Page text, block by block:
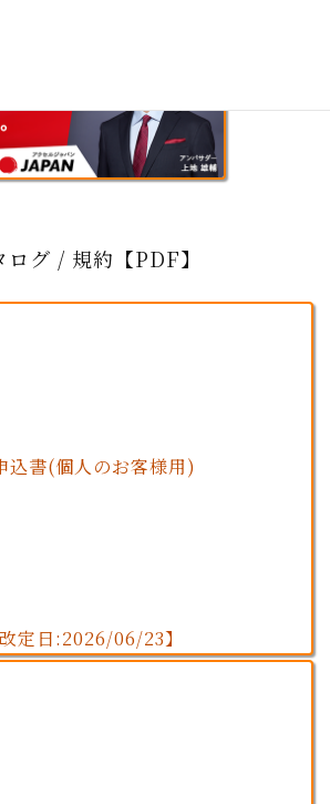
グ / 規約【PDF】
込書(個人のお客様用)
改定日:2026/06/23】